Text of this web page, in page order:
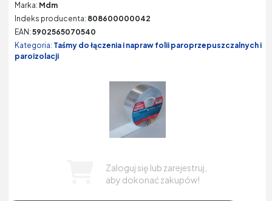
Marka: Mdm
Indeks producenta: 808600000042
EAN: 5902565070540
Kategoria: Taśmy do łączenia i napraw folii paroprzepuszczalnych i
paroizolacji
Zaloguj się lub zarejestruj,
aby dokonać zakupów!